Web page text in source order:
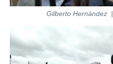
Gilberto Hernández